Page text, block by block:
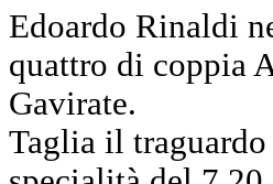
Edoardo Rinaldi
quattro di coppia
Gavirate.
Taglia il